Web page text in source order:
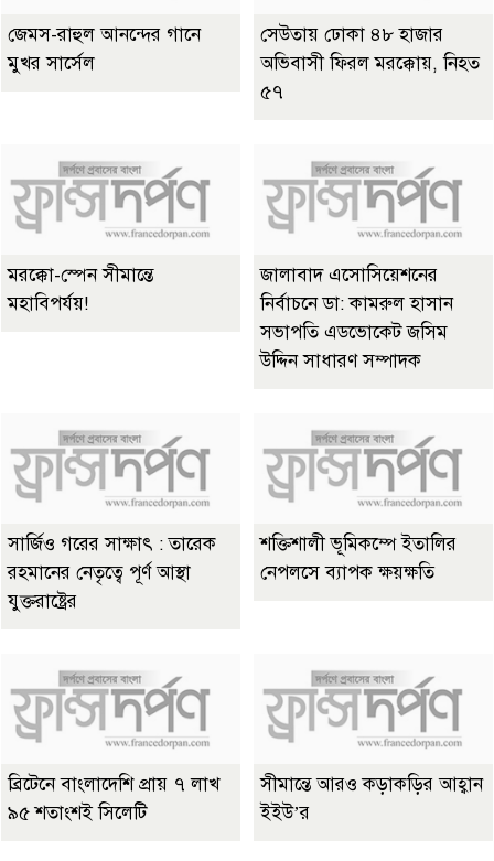
জেমস-রাহুল আনন্দের গানে
মুখর সার্সেল
সেউতায় ঢোকা ৪৮ হাজার
অভিবাসী ফিরল মরক্কোয়, নিহত
৫৭
মরক্কো-স্পেন সীমান্তে
মহাবিপর্যয়!
জালাবাদ এসোসিয়েশনের
নির্বাচনে ডা: কামরুল হাসান
সভাপতি এডভোকেট জসিম
উদ্দিন সাধারণ সম্পাদক
সার্জিও গরের সাক্ষাৎ : তারেক
রহমানের নেতৃত্বে পূর্ণ আস্থা
যুক্তরাষ্ট্রের
শক্তিশালী ভূমিকম্পে ইতালির
নেপলসে ব্যাপক ক্ষয়ক্ষতি
ব্রিটেনে বাংলাদেশি প্রায় ৭ লাখ
৯৫ শতাংশই সিলেটি
সীমান্তে আরও কড়াকড়ির আহ্বান
ইইউ’র